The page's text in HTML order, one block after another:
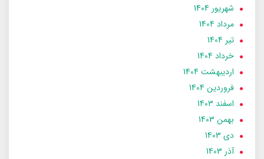
شهریور 1404
مرداد 1404
تير 1404
خرداد 1404
ارديبهشت 1404
فروردین 1404
اسفند 1403
بهمن 1403
دی 1403
آذر 1403